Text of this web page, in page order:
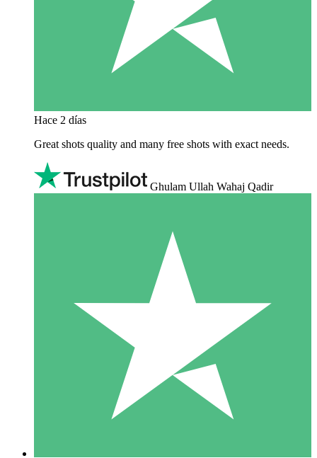
Hace 2 días
Great shots quality and many free shots with exact needs.
Ghulam Ullah Wahaj Qadir